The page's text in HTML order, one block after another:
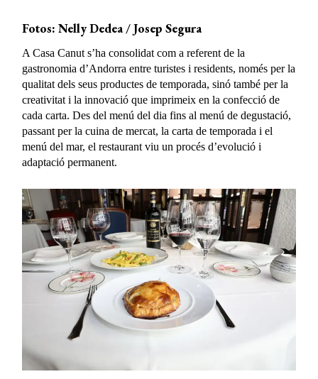
Fotos: Nelly Dedea / Josep Segura
A Casa Canut s’ha consolidat com a referent de la
gastronomia d’Andorra entre turistes i residents, només per la
qualitat dels seus productes de temporada, sinó també per la
creativitat i la innovació que imprimeix en la confecció de
cada carta. Des del menú del dia fins al menú de degustació,
passant per la cuina de mercat, la carta de temporada i el
menú del mar, el restaurant viu un procés d’evolució i
adaptació permanent.